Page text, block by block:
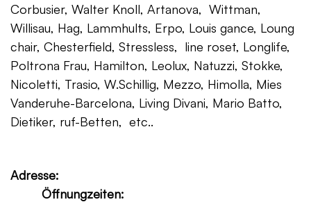
Corbusier, Walter Knoll, Artanova, Wittman,
Willisau, Hag, Lammhults, Erpo, Louis gance, Loung
chair, Chesterfield, Stressless, line roset, Longlife,
Poltrona Frau, Hamilton, Leolux, Natuzzi, Stokke,
Nicoletti, Trasio, W.Schillig, Mezzo, Himolla, Mies
Vanderuhe-Barcelona, Living Divani, Mario Batto,
Dietiker, ruf-Betten, etc..
Adresse:
Öffnungzeiten: